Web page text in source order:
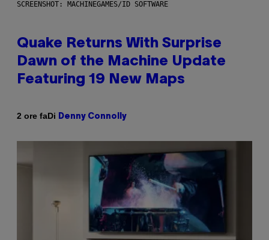
SCREENSHOT: MACHINEGAMES/ID SOFTWARE
Quake Returns With Surprise
Dawn of the Machine Update
Featuring 19 New Maps
2 ore faDi Denny Connolly